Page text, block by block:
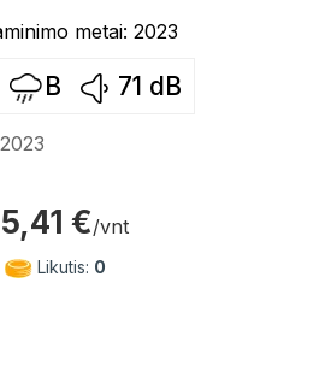
metai: 2023
B 71 dB
€/vnt
Likutis: 0